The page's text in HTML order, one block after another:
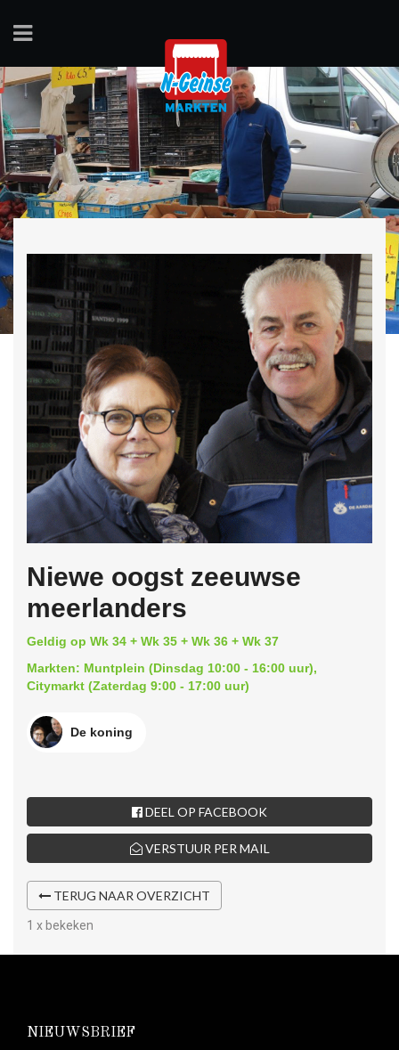
Niewe oogst zeeuwse
meerlanders
Geldig op Wk 34 + Wk 35 + Wk 36 + Wk 37
Markten: Muntplein (Dinsdag 10:00 - 16:00 uur),
Citymarkt (Zaterdag 9:00 - 17:00 uur)
De koning
DEEL OP FACEBOOK
VERSTUUR PER MAIL
TERUG NAAR OVERZICHT
1 x bekeken
NIEUWSBRIEF